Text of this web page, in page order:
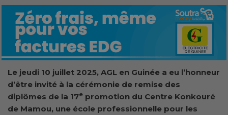
Le jeudi 10 juillet 2025, AGL en Guinée a eu l’honneur
d’être invité à la cérémonie de remise des
diplômes de la 17e promotion du Centre Konkouré
de Mamou, une école professionnelle pour les